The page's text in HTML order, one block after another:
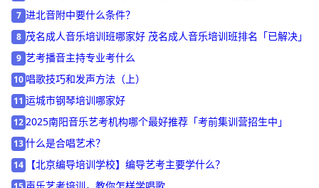
6 2026年惠州音乐剧艺考培训班哪家好,家长该如何选择？
7 进北音附中要什么条件？
8 茂名成人音乐培训班哪家好 茂名成人音乐培训班排名「已解决」
9 艺考播音主持专业考什么
10 唱歌技巧和发声方法（上）
11 运城市钢琴培训哪家好
122025南阳音乐艺考机构哪个最好推荐「考前集训营招生中」
13 什么是合唱艺术？
14 【北京编导培训学校】编导艺考主要学什么？